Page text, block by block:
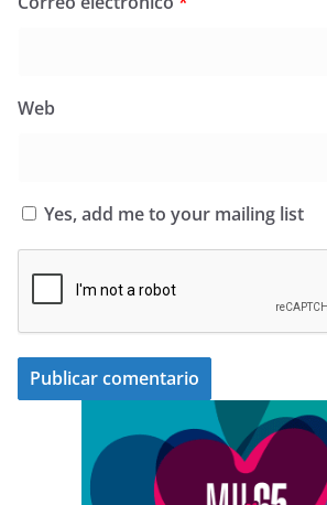
Web
Yes, add me to your mailing list